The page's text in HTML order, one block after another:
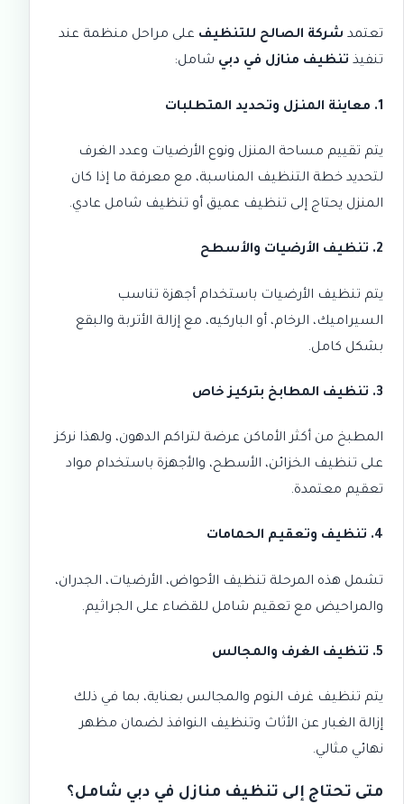
تعتمد شركة الصالح للتنظيف على مراحل منظمة عند
تنفيذ تنظيف منازل في دبي شامل:
1. معاينة المنزل وتحديد المتطلبات
يتم تقييم مساحة المنزل ونوع الأرضيات وعدد الغرف
لتحديد خطة التنظيف المناسبة، مع معرفة ما إذا كان
المنزل يحتاج إلى تنظيف عميق أو تنظيف شامل عادي.
2. تنظيف الأرضيات والأسطح
يتم تنظيف الأرضيات باستخدام أجهزة تناسب
السيراميك، الرخام، أو الباركيه، مع إزالة الأتربة والبقع
بشكل كامل.
3. تنظيف المطابخ بتركيز خاص
المطبخ من أكثر الأماكن عرضة لتراكم الدهون، ولهذا نركز
على تنظيف الخزائن، الأسطح، والأجهزة باستخدام مواد
تعقيم معتمدة.
4. تنظيف وتعقيم الحمامات
تشمل هذه المرحلة تنظيف الأحواض، الأرضيات، الجدران،
والمراحيض مع تعقيم شامل للقضاء على الجراثيم.
5. تنظيف الغرف والمجالس
يتم تنظيف غرف النوم والمجالس بعناية، بما في ذلك
إزالة الغبار عن الأثاث وتنظيف النوافذ لضمان مظهر
نهائي مثالي.
متى تحتاج إلى تنظيف منازل في دبي شامل؟